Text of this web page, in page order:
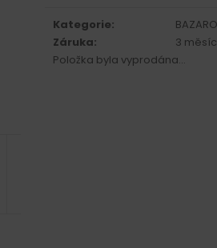
cena:
Kategorie:
Záruka:
3
Položka byla vyprodána…